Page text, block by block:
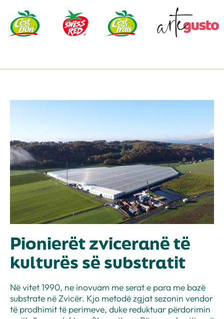
Pionierët zviceranë të
kulturës së substratit
Në vitet 1990, ne inovuam me serat e para me bazë
substrate në Zvicër. Kjo metodë zgjat sezonin vendor
të prodhimit të perimeve, duke reduktuar përdorimin